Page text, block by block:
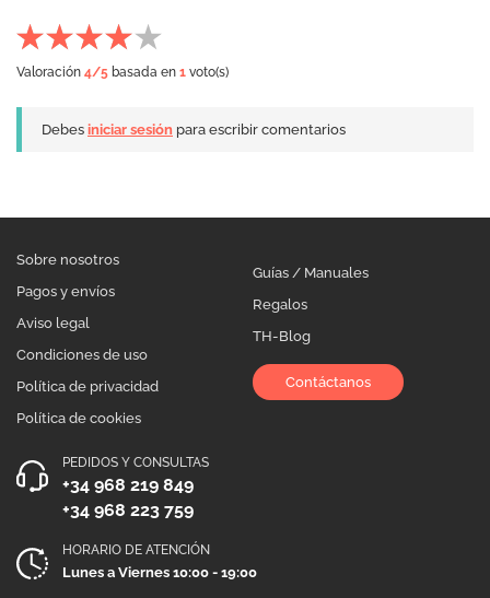
Valoración 4/5 basada en 1 voto(s)
Debes iniciar sesión para escribir comentarios
Sobre nosotros
Pagos y envíos
Aviso legal
Condiciones de uso
Política de privacidad
Política de cookies
Guías / Manuales
Regalos
TH-Blog
Contáctanos
PEDIDOS Y CONSULTAS
+34 968 219 849
+34 968 223 759
HORARIO DE ATENCIÓN
Lunes a Viernes 10:00 - 19:00